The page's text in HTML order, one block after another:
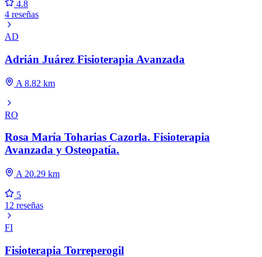
4.8
4 reseñas
AD
Adrián Juárez Fisioterapia Avanzada
A 8.82 km
RO
Rosa María Toharias Cazorla. Fisioterapia
Avanzada y Osteopatía.
A 20.29 km
5
12 reseñas
FI
Fisioterapia Torreperogil